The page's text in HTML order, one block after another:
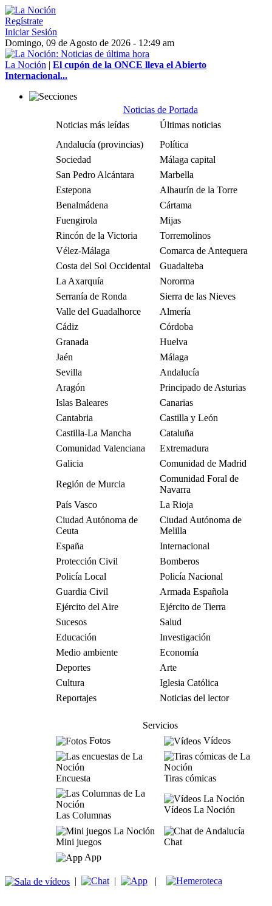
Regístrate
Iniciar Sesión
Domingo, 09 de Agosto de 2026 - 12:49 am
La Noción | El cupón de la ONCE lleva el Abierto
Internacional...
Noticias de Portada
Noticias más leídas
Últimas noticias
Andalucía (provincias)
Política
Sociedad
Málaga capital
San Pedro Alcántara
Marbella
Estepona
Alhaurín de la Torre
Benalmádena
Cártama
Fuengirola
Mijas
Rincón de la Victoria
Torremolinos
Vélez-Málaga
Comarca de Antequera
Costa del Sol Occidental
Guadalteba
La Axarquía
Nororma
Serranía de Ronda
Sierra de las Nieves
Valle del Guadalhorce
Almería
Cádiz
Córdoba
Granada
Huelva
Jaén
Málaga
Sevilla
Andalucía
Aragón
Principado de Asturias
Islas Baleares
Canarias
Cantabria
Castilla y León
Castilla-La Mancha
Cataluña
Comunidad Valenciana
Extremadura
Galicia
Comunidad de Madrid
Región de Murcia
Comunidad Foral de
Navarra
País Vasco
La Rioja
Ciudad Autónoma de
Ceuta
Ciudad Autónoma de
Melilla
España
Internacional
Protección Civil
Bomberos
Policía Local
Policía Nacional
Guardia Civil
Armada Española
Ejército del Aire
Ejército de Tierra
Sucesos
Salud
Educación
Investigación
Medio ambiente
Economía
Deportes
Arte
Cultura
Iglesia Católica
Reportajes
Noticias del lector
Servicios
Fotos
Vídeos
Encuesta Tiras cómicas
Las Columnas
Vídeos La Noción
Mini juegos
Chat
App
| | |